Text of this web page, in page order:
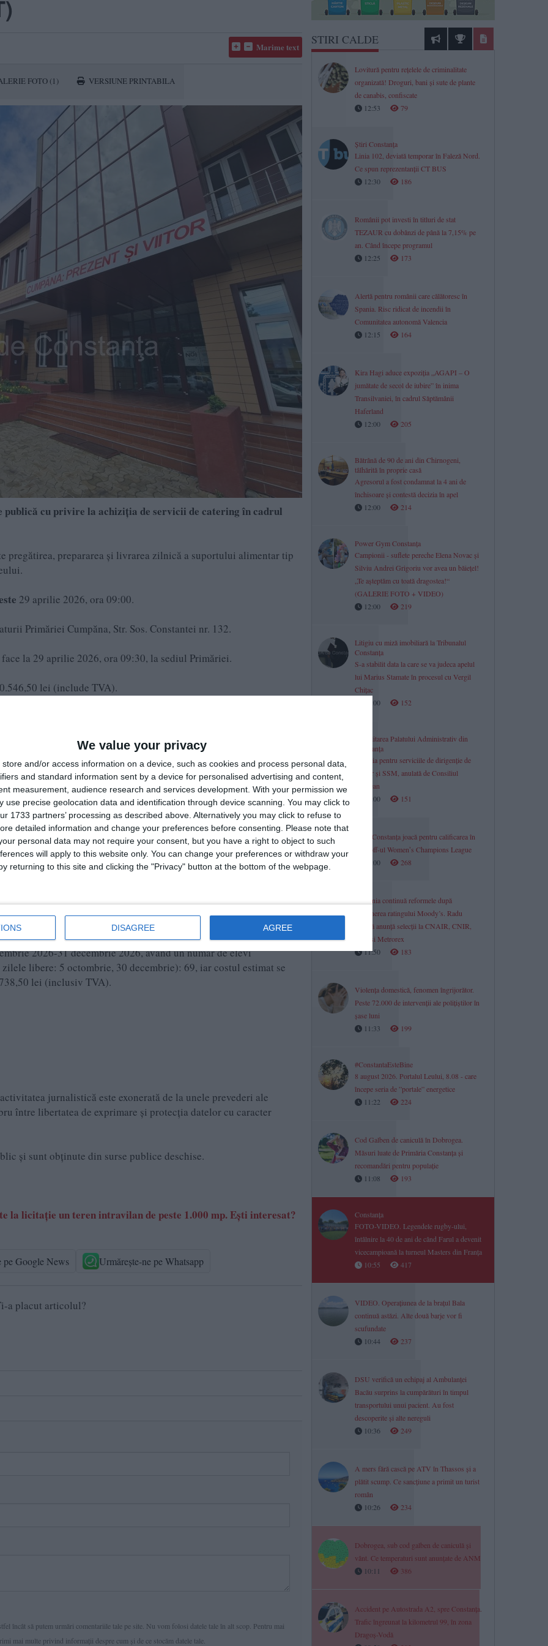
We value your privacy
store and/or access information on a device, such as cookies and process personal data,
and standard information sent by a device for personalised advertising and content,
measurement, audience research and services development. With your permission we
use precise geolocation data and identification through device scanning. You may click to
1733 partners’ processing as described above. Alternatively you may click to refuse to
detailed information and change your preferences before consenting.
Please note that
personal data may not require your consent, but you have a right to object to such
will apply to this website only. You can change your preferences or withdraw your
returning to this site and clicking the "Privacy" button at the bottom of the webpage.
DISAGREE AGREE
Marime text
FOTO (1) VERSIUNE PRINTABILA
cu privire la achiziția de servicii de catering în cadrul
prepararea și livrarea zilnică a suportului alimentar tip
29 aprilie 2026, ora 09:00.
Primăriei Cumpăna, Str. Sos. Constantei nr. 132.
face la 29 aprilie 2026, ora 09:30, la sediul Primăriei.
lei (include TVA).
20 iunie 2026, având un număr de elevi înmatriculați de 1.511
5 iunie, 9 iunie) este de 32, iar costul estimat se face astfel: 32 zile
2026-31 decembrie 2026, având un număr de elevi
libere: 5 octombrie, 30 decembrie): 69, iar costul estimat se
lei (inclusiv TVA).
jurnalistică este exonerată de la unele prevederi ale
între libertatea de exprimare şi protecţia datelor cu caracter
și sunt obținute din surse publice deschise.
licitație un teren intravilan de peste 1.000 mp. Ești interesat?
pe Google News Urmărește-ne pe Whatsapp
a placut articolul?
încât să putem urmări comentariile tale pe site. Nu vom folosi datele tale în alt scop. Pentru mai
mai multe privind informaţii despre cum și de ce stocăm datele tale.
STIRI CALDE
Lovitură pentru rețelele de criminalitate
organizată! Droguri, bani și sute de plante
de canabis, confiscate
12:53
79
Știri Constanța
Linia 102, deviată temporar în Faleză Nord.
Ce spun reprezentanții CT BUS
12:30
186
Românii pot investi în titluri de stat
TEZAUR cu dobânzi de până la 7,15% pe
an. Când începe programul
12:25
173
Alertă pentru românii care călătoresc în
Spania. Risc ridicat de incendii în
Comunitatea autonomă Valencia
12:15
164
Kira Hagi aduce expoziția „AGAPI – O
jumătate de secol de iubire” în inima
Transilvaniei, în cadrul Săptămânii
Haferland
12:00
205
Bătrână de 90 de ani din Chirnogeni,
tâlhărită în proprie casă
Agresorul a fost condamnat la 4 ani de
închisoare și contestă decizia în apel
12:00
214
Power Gym Constanța
Campionii - suflete pereche Elena Novac și
Silviu Andrei Grigoriu vor avea un băiețel!
„Te așteptăm cu toată dragostea!“
(GALERIE FOTO + VIDEO)
12:00
219
Litigiu cu miză imobiliară la Tribunalul
Constanța
S-a stabilit data la care se va judeca apelul
lui Marius Stamate în procesul cu Vergil
Chițac
12:00
152
Reabilitarea Palatului Administrativ din
Constanța
Licitația pentru serviciile de dirigenție de
șantier și SSM, anulată de Consiliul
Județean
12:00
151
Farul Constanța joacă pentru calificarea în
play-off-ul Womenʼs Champions League
12:00
268
România continuă reformele după
menținerea ratingului Moody’s. Radu
Miruță anunță selecții la CNAIR, CNIR,
CFR și Metrorex
11:50
183
Violența domestică, fenomen îngrijorător.
Peste 72.000 de intervenții ale polițiștilor în
șase luni
11:33
199
#ConstantaEsteBine
8 august 2026. Portalul Leului, 8.08 - care
începe seria de ”portale” energetice
11:22
224
Cod Galben de caniculă în Dobrogea.
Măsuri luate de Primăria Constanța și
recomandări pentru populație
11:08
193
Constanța
FOTO-VIDEO. Legendele rugby-ului,
întâlnire la 40 de ani de când Farul a devenit
vicecampioană la turneul Masters din Franța
10:55
417
VIDEO. Operațiunea de la brațul Bala
continuă astăzi. Alte două barje vor fi
scufundate
10:44
237
DSU verifică un echipaj al Ambulanței
Bacău surprins la cumpărături în timpul
transportului unui pacient. Au fost
descoperite și alte nereguli
10:36
249
A mers fără cască pe ATV în Thassos și a
plătit scump. Ce sancțiune a primit un turist
român
10:26
234
Dobrogea, sub cod galben de caniculă și
vânt. Ce temperaturi sunt anunțate de ANM
10:11
386
Accident pe Autostrada A2, spre Constanța.
Trafic îngreunat la kilometrul 99, în zona
Dragoș-Vodă